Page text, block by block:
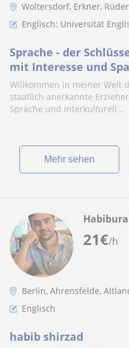
Woltersdorf, Erkner,
Englisch: Universität
Sprache - der
mit Interesse und
Willkommen in meiner Welt
staatlich anerkannte
Sprache und interkulturell...
Mehr sehen
21€/h
Berlin, Ahrensfelde,
Englisch
habib shirzad